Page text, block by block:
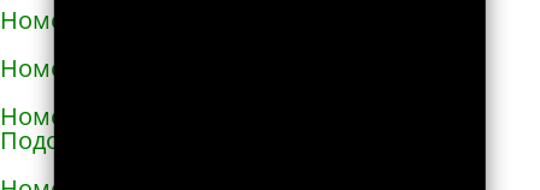
Номера телефонов такси в Калиновке
Номера телефонов такси в Калуше
Номера телефонов такси в Каменце-
Подольском